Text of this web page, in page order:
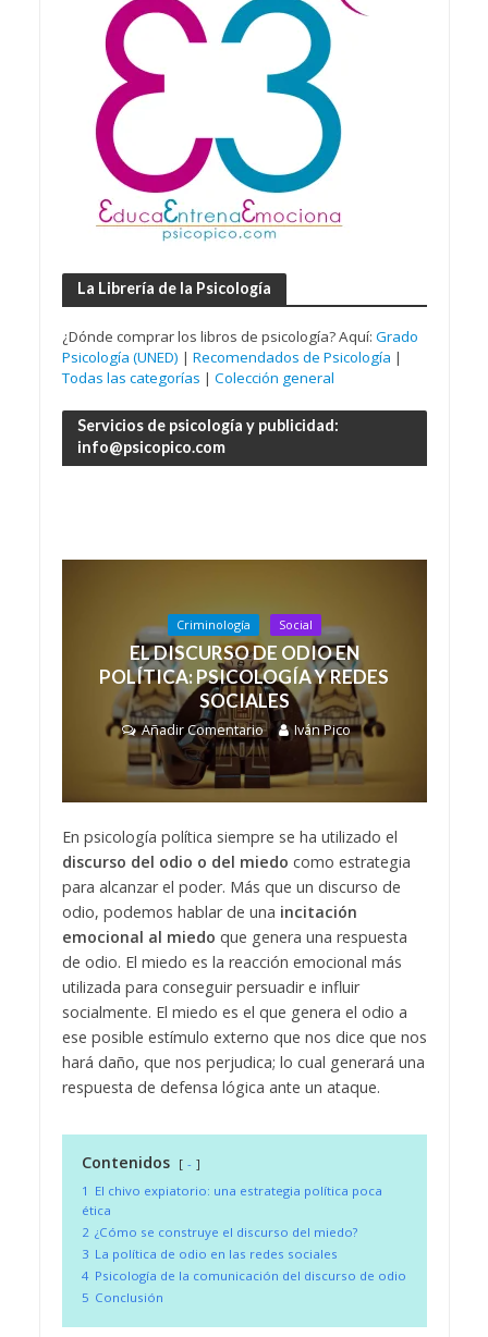
La Librería de la Psicología
¿Dónde comprar los libros de psicología? Aquí: Grado
Psicología (UNED) | Recomendados de Psicología |
Todas las categorías | Colección general
Servicios de psicología y publicidad:
info@psicopico.com
Criminología Social
EL DISCURSO DE ODIO EN
POLÍTICA: PSICOLOGÍA Y REDES
SOCIALES
Añadir Comentario Iván Pico
En psicología política siempre se ha utilizado el
discurso del odio o del miedo como estrategia
para alcanzar el poder. Más que un discurso de
odio, podemos hablar de una incitación
emocional al miedo que genera una respuesta
de odio. El miedo es la reacción emocional más
utilizada para conseguir persuadir e influir
socialmente. El miedo es el que genera el odio a
ese posible estímulo externo que nos dice que nos
hará daño, que nos perjudica; lo cual generará una
respuesta de defensa lógica ante un ataque.
Contenidos
-
1 El chivo expiatorio: una estrategia política poca
ética
2 ¿Cómo se construye el discurso del miedo?
3 La política de odio en las redes sociales
4 Psicología de la comunicación del discurso de odio
5 Conclusión